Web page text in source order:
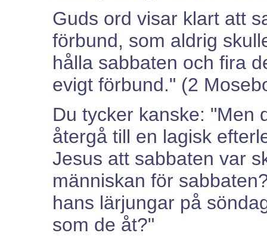
Guds ord visar klart att
förbund, som aldrig
hålla sabbaten och fira
evigt förbund." (2
Du tycker kanske: "Men
återgå till en lagisk
Jesus att sabbaten var
människan för
hans lärjungar på
som de åt?"